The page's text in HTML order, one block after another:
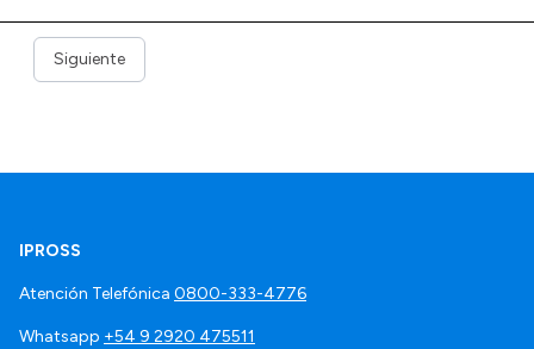
Siguiente
IPROSS
Atención Telefónica 0800-333-4776
Whatsapp +54 9 2920 475511